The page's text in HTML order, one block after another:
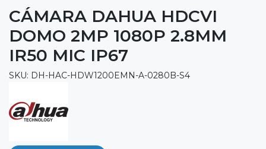
CÁMARA DAHUA HDCVI
DOMO 2MP 1080P 2.8MM
IR50 MIC IP67
SKU: DH-HAC-HDW1200EMN-A-0280B-S4